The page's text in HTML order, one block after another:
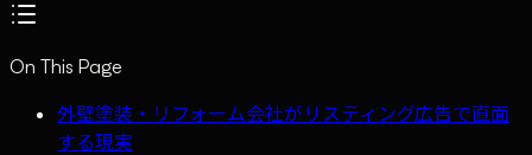
On This Page
外壁塗装・リフォーム会社がリスティング広告で直面
する現実